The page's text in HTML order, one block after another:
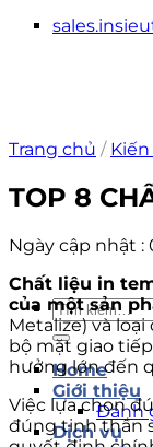
Tìm
kiếm:
Home
Giới thiệu
Đánh
Dịch vụ
Trang chủ /
TOP 8
Ngày cập nhật :
Chất liệu in
của một sản
Metalize) và
bộ mặt giao
hưởng lớn đến
Việc lựa chọn
đúng tinh thần